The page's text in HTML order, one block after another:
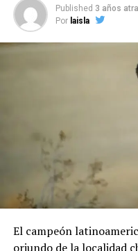
Published 3 años
Por laisla
El campeón
oriundo de la localidad